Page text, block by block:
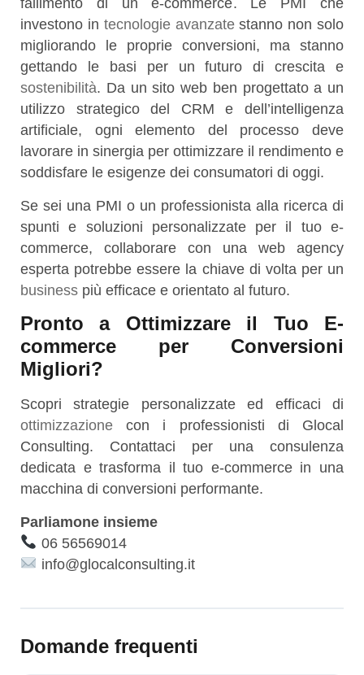
fallimento di un e-commerce. Le PMI che
investono in tecnologie avanzatestanno non solo
migliorando le proprie conversioni, ma stanno
gettando le basi per un futuro di crescita e
sostenibilità. Da un sito web ben progettato a un
utilizzo strategico del CRM e dell’intelligenza
artificiale, ogni elemento del processo deve
lavorare in sinergia per ottimizzare il rendimento e
soddisfare le esigenze dei consumatori di oggi.
Se sei una PMI o un professionista alla ricerca di
spunti e soluzioni personalizzate per il tuo e-
commerce, collaborare con una web agency
esperta potrebbe essere la chiave di volta per un
business più efficace e orientato al futuro.
Pronto a Ottimizzare il Tuo E-
commerce per Conversioni
Migliori?
Scopri strategie personalizzate ed efficaci di
ottimizzazione con i professionisti di Glocal
Consulting. Contattaci per una consulenza
dedicata e trasforma il tuo e-commerce in una
macchina di conversioni performante.
Parliamone insieme
06 56569014
info@glocalconsulting.it
Domande frequenti